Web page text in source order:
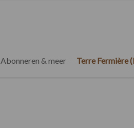
Abonneren & meer Terre Fermière